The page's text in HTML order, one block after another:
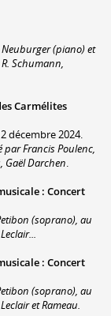
Neuburger (piano) et
Schumann,
Carmélites
décembre 2024.
par Francis Poulenc,
Gaël Darchen.
: Concert
(soprano), au
: Concert
(soprano), au
et Rameau.